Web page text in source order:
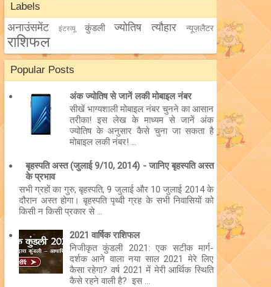
Labels
अनाउंसमेंट इंटरव्यू कुंडली ज्योतिष त्यौहार न्यूज़लैटर
राशिफल
Popular Posts
अंक ज्योतिष से जानें लकी मोबाइल नंबर
सीखें भाग्यशाली मोबाइल नंबर चुनने का आसान
तरीका! इस लेख के माध्यम से जानें अंक
ज्योतिष के अनुसार कैसे चुना जा सकता है
मोबाइल लकी नंबर! ...
बृहस्पति अस्त (जुलाई 9/10, 2014) - जानिए बृहस्पति अस्त
के प्रभाव
सभी ग्रहों का गुरु, बृहस्पति, 9 जुलाई और 10 जुलाई 2014 के
दौरान अस्त होगा। बृहस्पति पृथ्वी ग्रह के सभी निवासियों को
किसी न किसी प्रकार से ...
2021 वार्षिक राशिफल
निजीकृत कुंडली 2021: एक सटीक मार्ग-
दर्शक आने वाला नया साल 2021 मेरे लिए
कैसा रहेगा? वर्ष 2021 में मेरी आर्थिक स्थिति
कैसे रहने वाली है? इस ...